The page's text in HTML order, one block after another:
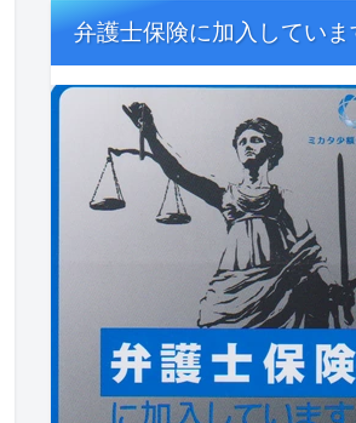
弁護士保険に加入していま